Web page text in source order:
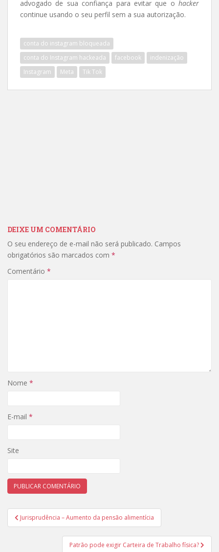
advogado de sua confiança para evitar que o hacker
continue usando o seu perfil sem a sua autorização.
conta do instagram bloqueada
conta do Instagram hackeada
facebook
indenização
Instagram
Meta Tik Tok
DEIXE UM COMENTÁRIO
O seu endereço de e-mail não será publicado. Campos
obrigatórios são marcados com *
Comentário *
Nome *
E-mail *
Site
Navegação
de
Jurisprudência – Aumento da pensão alimentícia
Patrão pode exigir Carteira de Trabalho física?